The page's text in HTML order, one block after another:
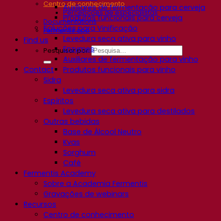
Centro de conhecimento
Percepções de especialistas
Documentations
Fermentis app
Find us
Pesquisar por:
Contact
Auxiliares de fermentação para cerveja
Produtos funcionais para cerveja
Soluções para Vinificação
Levedura seca ativa para vinho
Enzymes
Auxiliares de fermentação para vinho
Produtos funcionais para vinho
Sidra
Levedura seca ativa para sidra
Espíritos
Levedura seca ativa para destilados
Outras bebidas
Base de Álcool Neutro
Kvas
Sorghum
Café
Fermentis Academy
Sobre a Academia Fermentis
Gravações de webinars
Recursos
Centro de conhecimento